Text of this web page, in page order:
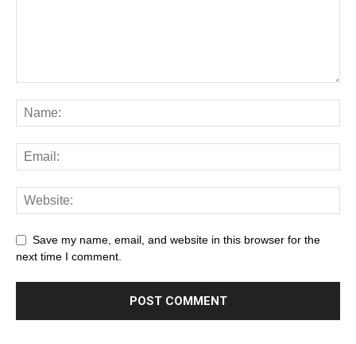
Save my name, email, and website in this browser for the
next time I comment.